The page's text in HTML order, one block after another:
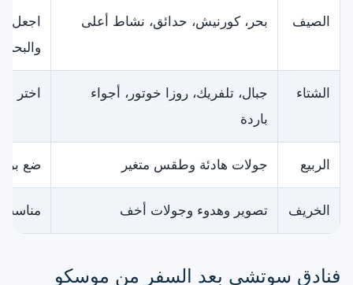
الصيف بحر، كورنيش، حدائق، نشاط أعلى
اجعل
والبحر
الشتاء
جبال، تلفريك، روزا خوتور، أجواء
باردة
اختر
الربيع جولات هادئة وطقس متغير ضع
الخريف تصوير وهدوء وجولات أخف مناسب
فنادق سوتشي بعد السفر من موسكو